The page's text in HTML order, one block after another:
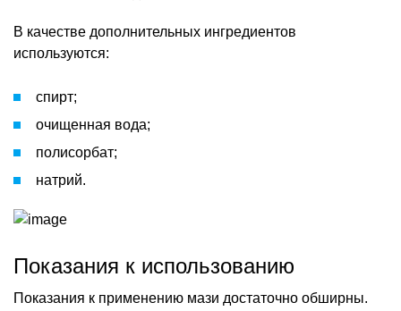
В качестве дополнительных ингредиентов
используются:
спирт;
очищенная вода;
полисорбат;
натрий.
Показания к использованию
Показания к применению мази достаточно обширны.